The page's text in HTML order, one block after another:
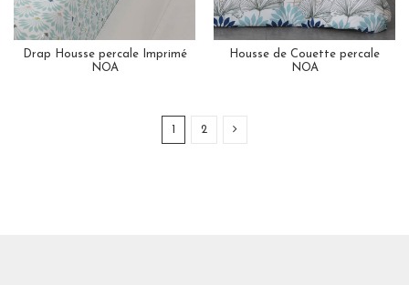
Drap Housse percale Imprimé
NOA
Housse de Couette percale
NOA
1 2